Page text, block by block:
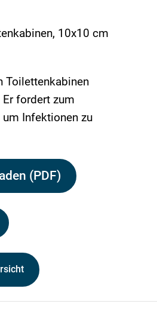
10x10 cm
Toilettenkabinen
fordert zum
Infektionen zu
(PDF)